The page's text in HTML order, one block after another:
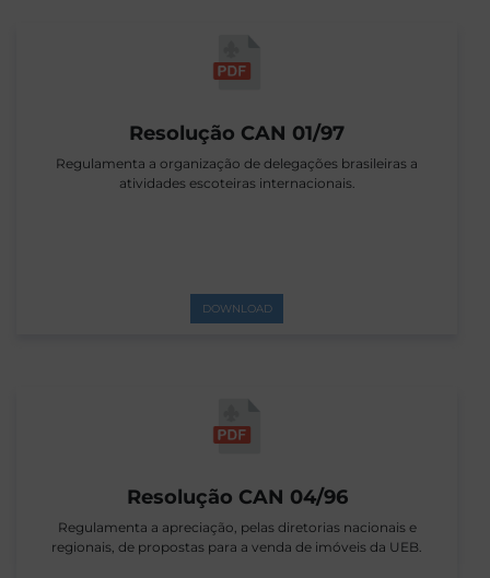
Resolução CAN 01/97
Regulamenta a organização de delegações brasileiras a
atividades escoteiras internacionais.
DOWNLOAD
Resolução CAN 04/96
Regulamenta a apreciação, pelas diretorias nacionais e
regionais, de propostas para a venda de imóveis da UEB.